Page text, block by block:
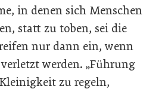
in denen sich Menschen
statt zu toben, sei die
nur dann ein, wenn
werden. „Führung
zu regeln,